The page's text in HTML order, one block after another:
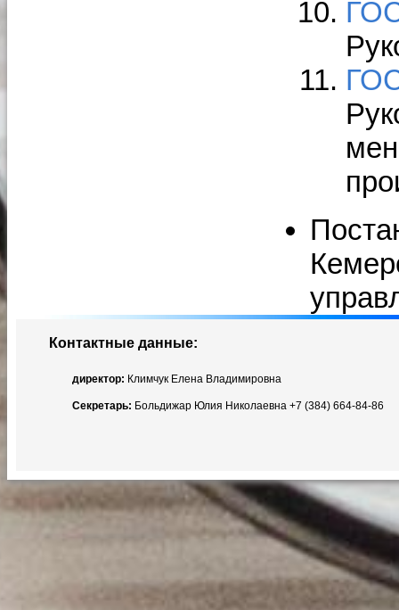
Контактные данные:
директор: Климчук Елена Владимировна
Секретарь: Больдижар Юлия Николаевна +7 (384) 664-84-86